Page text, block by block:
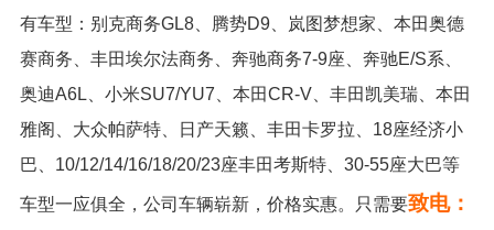
有车型：别克商务GL8、腾势D9、岚图梦想家、本田奥德
赛商务、丰田埃尔法商务、奔驰商务7-9座、奔驰E/S系、
奥迪A6L、小米SU7/YU7、本田CR-V、丰田凯美瑞、本田
雅阁、大众帕萨特、日产天籁、丰田卡罗拉、18座经济小
巴、10/12/14/16/18/20/23座丰田考斯特、30-55座大巴等
车型一应俱全，公司车辆崭新，价格实惠。只需要致电：